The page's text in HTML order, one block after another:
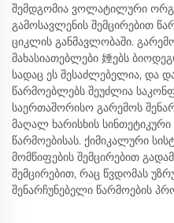
შემდგომია ვოლატილური
გამოსავლენის შემცირებით
ციკლის განმავლობაში.
მახასიათებლები 娷ებს
სადაც ეს შესაძლებელია, და
წარმოებლებს შეუძლია
საერთაშორისო გარემოს
მაღალ ხარისხის
წარმოებისას. ქიმიკალური
მომწიფების შემცირებით
შემცირებით, რაც წვდომას
შენარჩუნებელი წარმოების